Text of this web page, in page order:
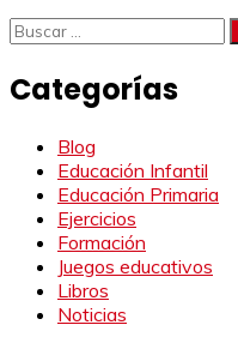
Buscar:
Categorías
Blog
Educación Infantil
Educación Primaria
Ejercicios
Formación
Juegos educativos
Libros
Noticias